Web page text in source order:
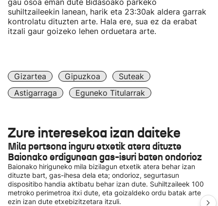
gau osoa eman dute Bidasoako parkeko
suhiltzaileekin lanean, harik eta 23:30ak aldera garrak
kontrolatu dituzten arte. Hala ere, sua ez da erabat
itzali gaur goizeko lehen orduetara arte.
Gizartea Gipuzkoa
Suteak
Astigarraga
Eguneko Titularrak
Zure interesekoa izan daiteke
Mila pertsona inguru etxetik atera dituzte
Baionako erdigunean gas-isuri baten ondorioz
Baionako hiriguneko mila bizilagun etxetik atera behar izan
dituzte bart, gas-ihesa dela eta; ondorioz, segurtasun
dispositibo handia aktibatu behar izan dute. Suhiltzaileek 100
metroko perimetroa itxi dute, eta goizaldeko ordu batak arte
ezin izan dute etxebizitzetara itzuli.